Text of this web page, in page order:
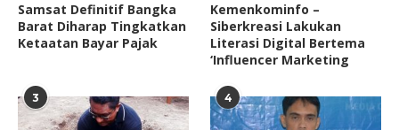
Samsat Definitif Bangka
Barat Diharap Tingkatkan
Ketaatan Bayar Pajak
Kemenkominfo –
Siberkreasi Lakukan
Literasi Digital Bertema
‘Influencer Marketing
3 4